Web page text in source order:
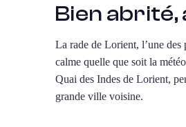
Bien abrité,
La rade de Lorient, l’une des
calme quelle que soit la
Quai des Indes de Lorient,
grande ville voisine.